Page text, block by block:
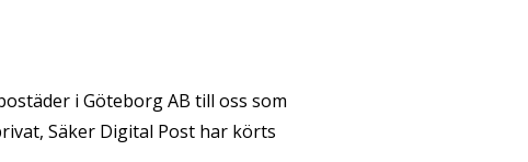
i Göteborg AB till oss som
Säker Digital Post har körts